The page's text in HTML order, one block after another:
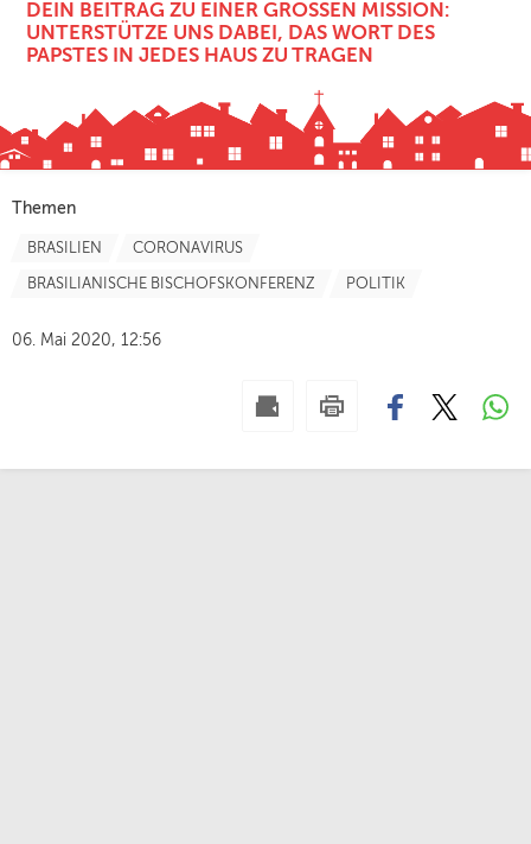
DEIN BEITRAG ZU EINER GROSSEN MISSION: U
NTERSTÜTZE UNS DABEI, DAS WORT DES P
APSTES IN JEDES HAUS ZU TRAGEN
Themen
BRASILIEN CORONAVIRUS
BRASILIANISCHE BISCHOFSKONFERENZ POLITIK
06. Mai 2020, 12:56